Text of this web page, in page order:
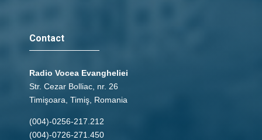
Contact
Radio Vocea Evangheliei
Str. Cezar Bolliac, nr. 26
Timişoara, Timiş, Romania
(004)-0256-217.212
(004)-0726-271.450